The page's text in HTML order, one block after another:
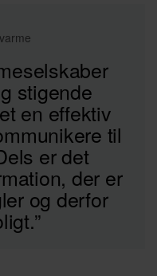
stigende
en effektiv
til
er det
der er
og derfor